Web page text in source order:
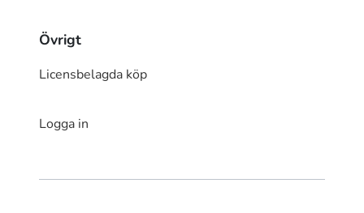
Övrigt
Licensbelagda köp
Logga in